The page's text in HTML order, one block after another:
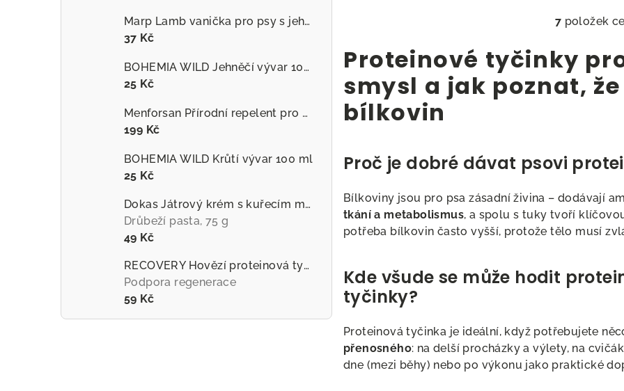
Marp Lamb vanička pro psy s jehněčím
37 Kč
BOHEMIA WILD Jehněčí vývar 100 ml
25 Kč
Menforsan Přírodní repelent pro psy proti hmyzu s extraktem z citronely
199 Kč
BOHEMIA WILD Krůtí vývar 100 ml
25 Kč
Dokas Játrový krém s kuřecím masem
Drůbeží pasta, 75 g
49 Kč
RECOVERY Hovězí proteinová tyčinka pro psy
Podpora regenerace
59 Kč
O
v
l
á
í
r
v
v
p
i
s
7 položek
Proteinové tyčinky
smysl a jak poznat,
bílkovin
Proč je dobré dávat psovi
Bílkoviny jsou pro psa zásadní živina – dodávají
tkání a metabolismus, a spolu s tuky tvoří
potřeba bílkovin často vyšší, protože tělo musí
Kde všude se může hodit
tyčinky?
Proteinová tyčinka je ideální, když potřebujete
přenosného: na delší procházky a výlety, na
dne (mezi běhy) nebo po výkonu jako praktické